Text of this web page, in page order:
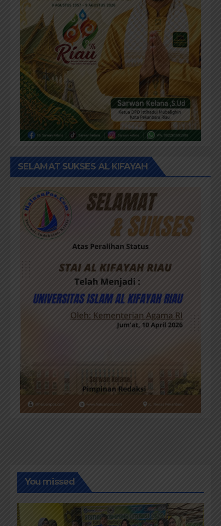
SELAMAT SUKSES AL KIFAYAH
You missed